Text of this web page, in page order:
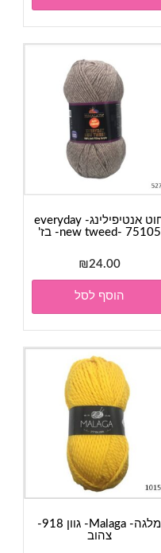
חוט אנטיפילינג- everyday
new tweed- 75105- בז'
₪24.00
הוסף לסל
מלגה- Malaga- גוון 918-
צהוב